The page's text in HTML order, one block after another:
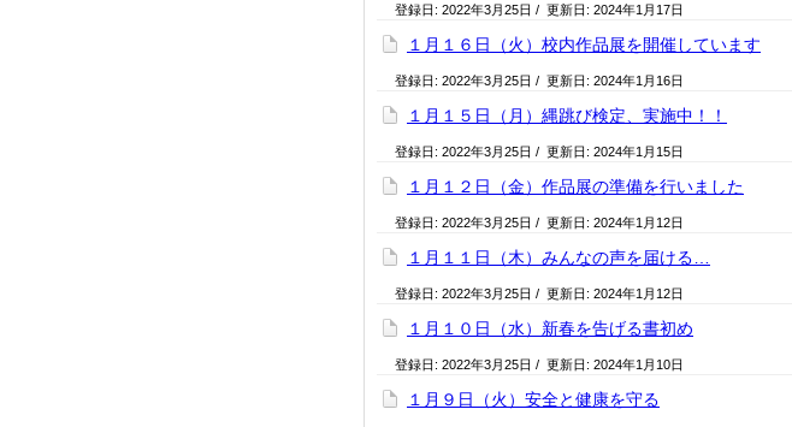
登録日: 2022年3月25日 / 更新日: 2024年1月17日
１月１６日（火）校内作品展を開催しています
登録日: 2022年3月25日 / 更新日: 2024年1月16日
１月１５日（月）縄跳び検定、実施中！！
登録日: 2022年3月25日 / 更新日: 2024年1月15日
１月１２日（金）作品展の準備を行いました
登録日: 2022年3月25日 / 更新日: 2024年1月12日
１月１１日（木）みんなの声を届ける…
登録日: 2022年3月25日 / 更新日: 2024年1月12日
１月１０日（水）新春を告げる書初め
登録日: 2022年3月25日 / 更新日: 2024年1月10日
１月９日（火）安全と健康を守る